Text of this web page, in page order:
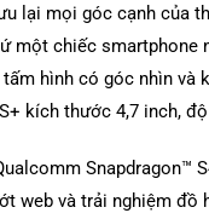
lại mọi góc cạnh của
một chiếc smartphone
hình có góc nhìn và
kích thước 4,7 inch,
Snapdragon™
web và trải nghiệm đồ